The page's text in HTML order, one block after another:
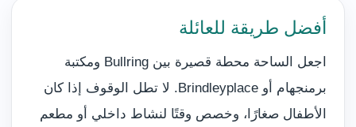
أفضل طريقة للعائلة
اجعل الساحة محطة قصيرة بين Bullring ومكتبة
برمنجهام أو Brindleyplace. لا تطل الوقوف إذا كان
الأطفال صغارًا، وخصص وقتًا لنشاط داخلي أو مطعم